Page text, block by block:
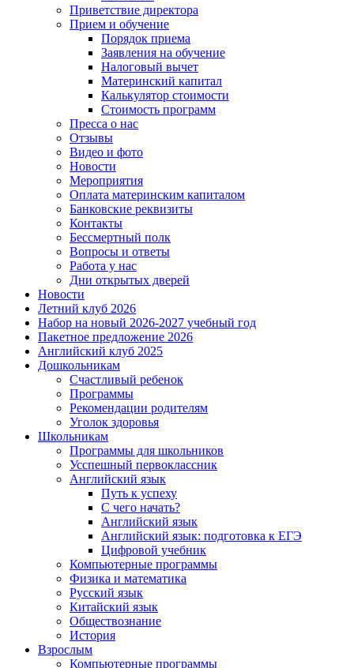
Приветствие директора
Прием и обучение
Порядок приема
Заявления на обучение
Налоговый вычет
Материнский капитал
Калькулятор стоимости
Стоимость программ
Пресса о нас
Отзывы
Видео и фото
Новости
Мероприятия
Оплата материнским капиталом
Банковские реквизиты
Контакты
Бессмертный полк
Вопросы и ответы
Работа у нас
Дни открытых дверей
Новости
Летний клуб 2026
Набор на новый 2026-2027 учебный год
Пакетное предложение 2026
Английский клуб 2025
Дошкольникам
Счастливый ребенок
Программы
Рекомендации родителям
Уголок здоровья
Школьникам
Программы для школьников
Усспешный первоклассник
Английский язык
Путь к успеху
С чего начать?
Английский язык
Английский язык: подготовка к ЕГЭ
Цифровой учебник
Компьютерные программы
Физика и математика
Русский язык
Китайский язык
Обществознание
История
Взрослым
Компьютерные программы